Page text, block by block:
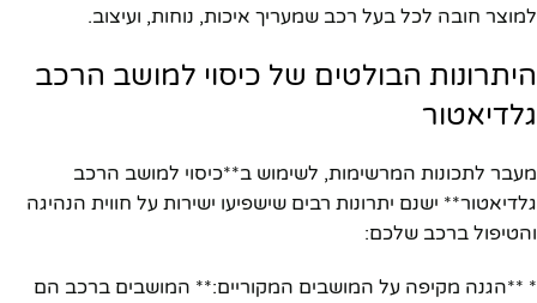
למוצר חובה לכל בעל רכב שמעריך איכות, נוחות, ועיצוב.
היתרונות הבולטים של כיסוי למושב הרכב
גלדיאטור
מעבר לתכונות המרשימות, לשימוש ב**כיסוי למושב הרכב
גלדיאטור** ישנם יתרונות רבים שישפיעו ישירות על חווית הנהיגה
והטיפול ברכב שלכם:
* **הגנה מקיפה על המושבים המקוריים:** המושבים ברכב הם